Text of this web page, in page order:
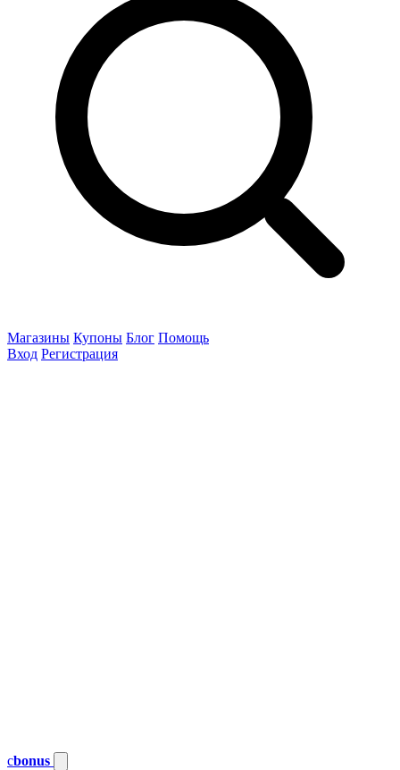
Магазины Купоны Блог Помощь
Вход Регистрация
cbonus